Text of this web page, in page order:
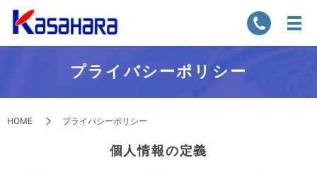
プライバシーポリシー
HOME プライバシーポリシー
個人情報の定義